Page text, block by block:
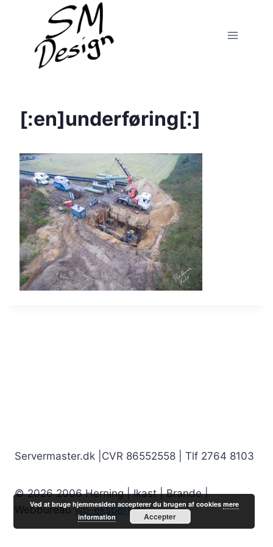
[:en]underføring[:]
Servermaster.dk |CVR 86552558 | Tlf 2764 8103
© 2026 2006 Herning | Ikast | Brande |
Webbureauwp-ekspert.dk
Ved at bruge hjemmesiden accepterer du brugen af cookies mere
information
Accepter